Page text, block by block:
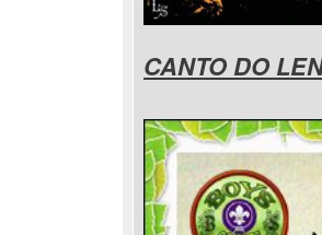
CANTO DO